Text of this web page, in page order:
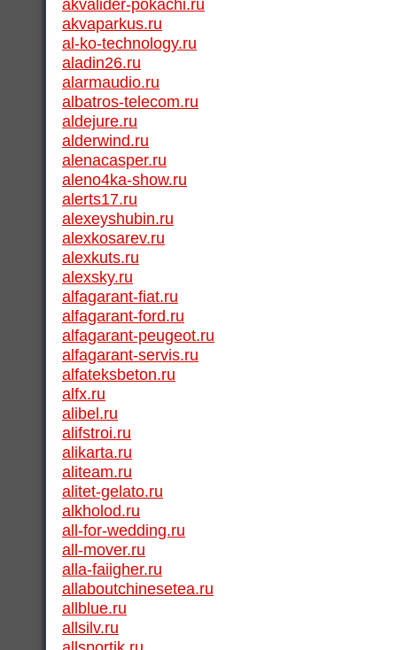
akvalider-pokachi.ru
akvaparkus.ru
al-ko-technology.ru
aladin26.ru
alarmaudio.ru
albatros-telecom.ru
aldejure.ru
alderwind.ru
alenacasper.ru
aleno4ka-show.ru
alerts17.ru
alexeyshubin.ru
alexkosarev.ru
alexkuts.ru
alexsky.ru
alfagarant-fiat.ru
alfagarant-ford.ru
alfagarant-peugeot.ru
alfagarant-servis.ru
alfateksbeton.ru
alfx.ru
alibel.ru
alifstroi.ru
alikarta.ru
aliteam.ru
alitet-gelato.ru
alkholod.ru
all-for-wedding.ru
all-mover.ru
alla-faiigher.ru
allaboutchinesetea.ru
allblue.ru
allsilv.ru